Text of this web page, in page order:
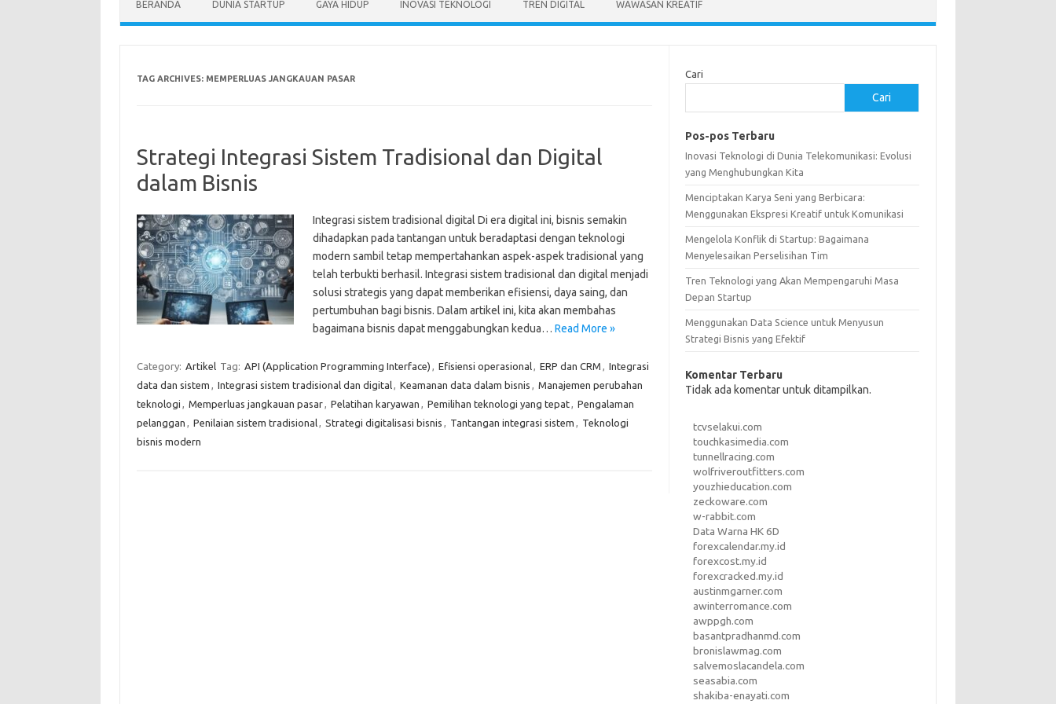
BERANDA DUNIA STARTUP GAYA HIDUP INOVASI TEKNOLOGI TREN DIGITAL WAWASAN KREATIF
TAG ARCHIVES: MEMPERLUAS JANGKAUAN PASAR
Strategi Integrasi Sistem Tradisional dan Digital
dalam Bisnis
Integrasi sistem tradisional digital Di era digital ini, bisnis semakin
dihadapkan pada tantangan untuk beradaptasi dengan teknologi
modern sambil tetap mempertahankan aspek-aspek tradisional yang
telah terbukti berhasil. Integrasi sistem tradisional dan digital menjadi
solusi strategis yang dapat memberikan efisiensi, daya saing, dan
pertumbuhan bagi bisnis. Dalam artikel ini, kita akan membahas
bagaimana bisnis dapat menggabungkan kedua… Read More »
Category: Artikel Tag: API (Application Programming Interface) , Efisiensi operasional, ERP dan CRM , Integrasi
data dan sistem , Integrasi sistem tradisional dan digital, Keamanan data dalam bisnis , Manajemen perubahan
teknologi , Memperluas jangkauan pasar, Pelatihan karyawan , Pemilihan teknologi yang tepat, Pengalaman
pelanggan , Penilaian sistem tradisional, Strategi digitalisasi bisnis , Tantangan integrasi sistem , Teknologi
bisnis modern
Cari
Cari
Pos-pos Terbaru
Inovasi Teknologi di Dunia Telekomunikasi: Evolusi
yang Menghubungkan Kita
Menciptakan Karya Seni yang Berbicara:
Menggunakan Ekspresi Kreatif untuk Komunikasi
Mengelola Konflik di Startup: Bagaimana
Menyelesaikan Perselisihan Tim
Tren Teknologi yang Akan Mempengaruhi Masa
Depan Startup
Menggunakan Data Science untuk Menyusun
Strategi Bisnis yang Efektif
Komentar Terbaru
Tidak ada komentar untuk ditampilkan.
tcvselakui.com
touchkasimedia.com
tunnellracing.com
wolfriveroutfitters.com
youzhieducation.com
zeckoware.com
w-rabbit.com
Data Warna HK 6D
forexcalendar.my.id
forexcost.my.id
forexcracked.my.id
austinmgarner.com
awinterromance.com
awppgh.com
basantpradhanmd.com
bronislawmag.com
salvemoslacandela.com
seasabia.com
shakiba-enayati.com